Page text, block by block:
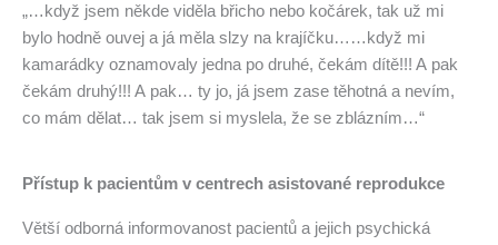
„…když jsem někde viděla břicho nebo kočárek, tak už mi
bylo hodně ouvej a já měla slzy na krajíčku……když mi
kamarádky oznamovaly jedna po druhé, čekám dítě!!! A pak
čekám druhý!!! A pak… ty jo, já jsem zase těhotná a nevím,
co mám dělat… tak jsem si myslela, že se zblázním…“
Přístup k pacientům v centrech asistované reprodukce
Větší odborná informovanost pacientů a jejich psychická